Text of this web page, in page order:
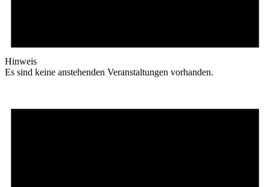
Hinweis
Es sind keine anstehenden Veranstaltungen vorhanden.